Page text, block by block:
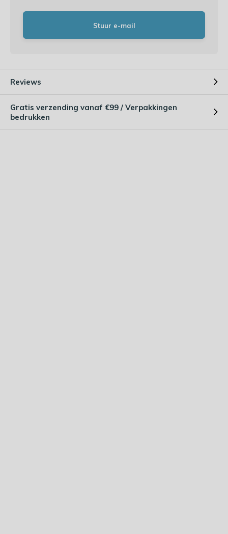
Stuur e-mail
Reviews
Gratis verzending vanaf €99 / Verpakkingen
bedrukken